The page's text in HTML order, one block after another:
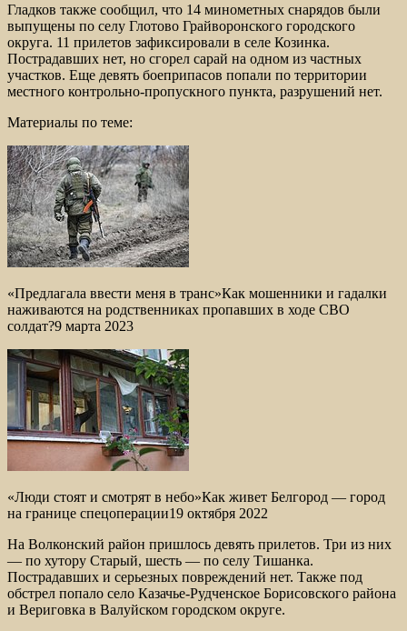
Гладков также сообщил, что 14 минометных снарядов были
выпущены по селу Глотово Грайворонского городского
округа. 11 прилетов зафиксировали в селе Козинка.
Пострадавших нет, но сгорел сарай на одном из частных
участков. Еще девять боеприпасов попали по территории
местного контрольно-пропускного пункта, разрушений нет.
Материалы по теме:
«Предлагала ввести меня в транс»Как мошенники и гадалки
наживаются на родственниках пропавших в ходе СВО
солдат?9 марта 2023
«Люди стоят и смотрят в небо»Как живет Белгород — город
на границе спецоперации19 октября 2022
На Волконский район пришлось девять прилетов. Три из них
— по хутору Старый, шесть — по селу Тишанка.
Пострадавших и серьезных повреждений нет. Также под
обстрел попало село Казачье-Рудченское Борисовского района
и Вериговка в Валуйском городском округе.